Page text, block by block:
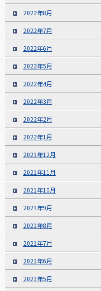
2022年8月
2022年7月
2022年6月
2022年5月
2022年4月
2022年3月
2022年2月
2022年1月
2021年12月
2021年11月
2021年10月
2021年9月
2021年8月
2021年7月
2021年6月
2021年5月